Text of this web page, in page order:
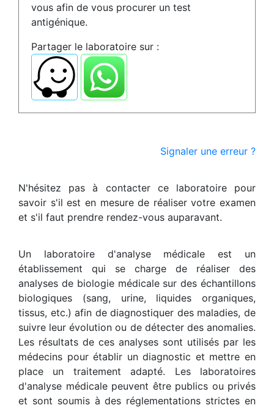
vous afin de vous procurer un test
antigénique.
Partager le laboratoire sur :
Signaler une erreur ?
N'hésitez pas à contacter ce laboratoire pour
savoir s'il est en mesure de réaliser votre examen
et s'il faut prendre rendez-vous auparavant.
Un laboratoire d'analyse médicale est un
établissement qui se charge de réaliser des
analyses de biologie médicale sur des échantillons
biologiques (sang, urine, liquides organiques,
tissus, etc.) afin de diagnostiquer des maladies, de
suivre leur évolution ou de détecter des anomalies.
Les résultats de ces analyses sont utilisés par les
médecins pour établir un diagnostic et mettre en
place un traitement adapté. Les laboratoires
d'analyse médicale peuvent être publics ou privés
et sont soumis à des réglementations strictes en